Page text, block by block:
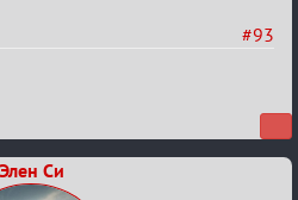
#93
Элен Си